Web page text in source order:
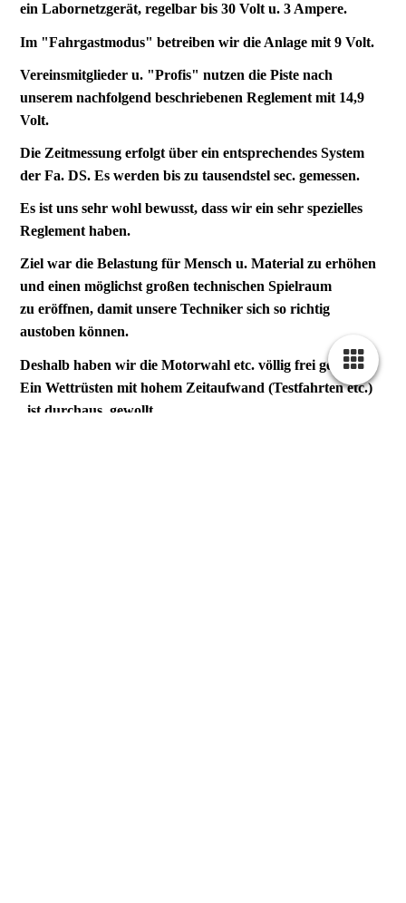
ein Labornetzgerät, regelbar bis 30 Volt u. 3 Ampere.
Im "Fahrgastmodus" betreiben wir die Anlage mit 9 Volt.
Vereinsmitglieder u. "Profis" nutzen die Piste nach
unserem nachfolgend beschriebenen Reglement mit 14,9
Volt.
Die Zeitmessung erfolgt über ein entsprechendes System
der Fa. DS. Es werden bis zu tausendstel sec. gemessen.
Es ist uns sehr wohl bewusst, dass wir ein sehr spezielles
Reglement haben.
Ziel war die Belastung für Mensch u. Material zu erhöhen
und einen möglichst großen technischen Spielraum
zu eröffnen, damit unsere Techniker sich so richtig
austoben können.
Deshalb haben wir die Motorwahl etc. völlig frei gelassen.
Ein Wettrüsten mit hohem Zeitaufwand (Testfahrten etc.)
ist durchaus gewollt.